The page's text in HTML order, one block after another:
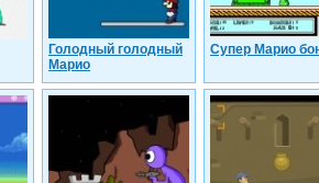
Голодный голодный
Марио
Супер Марио